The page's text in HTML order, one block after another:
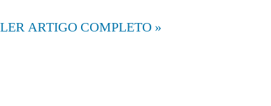
LER ARTIGO COMPLETO »